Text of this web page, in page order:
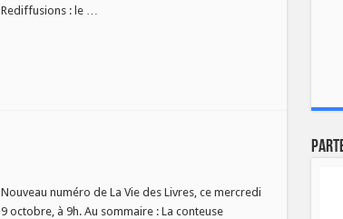
Rediffusions : le …
Nouveau numéro de La Vie des Livres, ce mercredi
9 octobre, à 9h. Au sommaire : La conteuse